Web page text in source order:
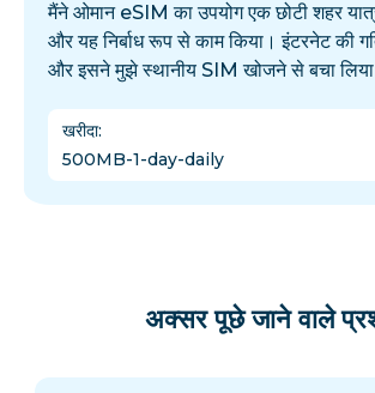
मैंने ओमान eSIM का उपयोग एक छोटी शहर
और यह निर्बाध रूप से काम किया। इंटरनेट की
और इसने मुझे स्थानीय SIM खोजने से बचा
खरीदा:
500MB-1-day-daily
अक्सर पूछे जाने वाले